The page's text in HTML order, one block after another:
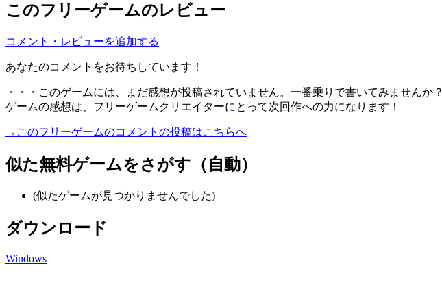
このフリーゲームのレビュー
コメント・レビューを追加する
あなたのコメントをお待ちしています！
・・・このゲームには、まだ感想が投稿されていません。一番乗りで書いてみませんか？
ゲームの感想は、フリーゲームクリエイターにとって次回作への力になります！
→このフリーゲームのコメントの投稿はこちらへ
似た無料ゲームをさがす（自動）
(似たゲームが見つかりませんでした)
ダウンロード
Windows